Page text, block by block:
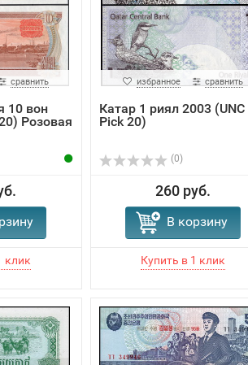
сравнить
10 вон
Розовая
избранное сравнить
Катар 1 риял 2003 (UNC
Pick 20)
(0)
260 руб.
В корзину